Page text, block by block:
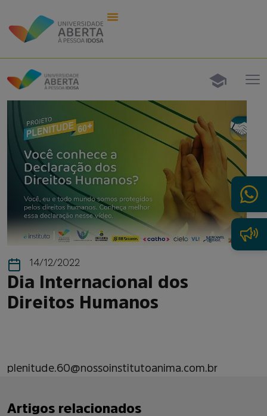
14/12/2022
Dia Internacional dos
Direitos Humanos
plenitude.60@nossoinstitutoanima.com.br
Artigos relacionados